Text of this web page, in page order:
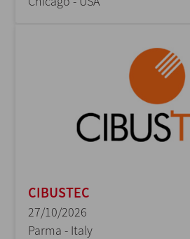
CIBUSTEC
27/10/2026
Parma - Italy